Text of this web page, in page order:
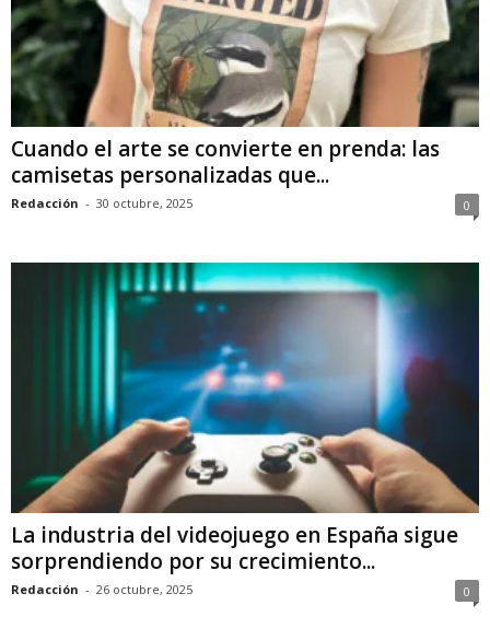
Cuando el arte se convierte en prenda: las
camisetas personalizadas que...
Redacción - 30 octubre, 2025 0
La industria del videojuego en España sigue
sorprendiendo por su crecimiento...
Redacción - 26 octubre, 2025 0